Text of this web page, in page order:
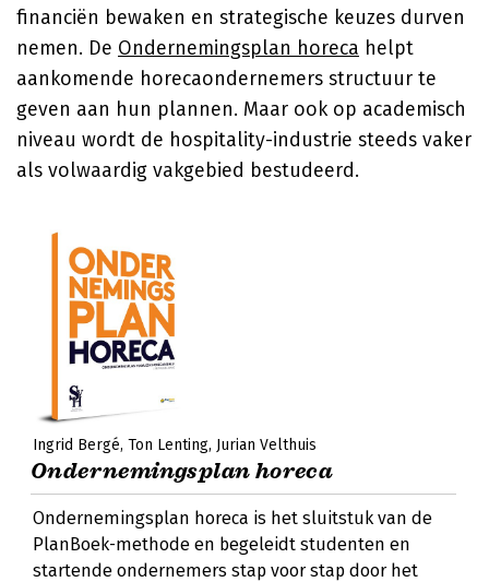
financiën bewaken en strategische keuzes durven
nemen. De Ondernemingsplan horeca helpt
aankomende horecaondernemers structuur te
geven aan hun plannen. Maar ook op academisch
niveau wordt de hospitality-industrie steeds vaker
als volwaardig vakgebied bestudeerd.
Ingrid Bergé Ton Lenting Jurian Velthuis
Ondernemingsplan horeca
Ondernemingsplan horeca is het sluitstuk van de
PlanBoek-methode en begeleidt studenten en
startende ondernemers stap voor stap door het